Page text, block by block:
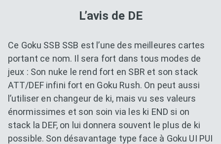
L’avis de DE
Ce Goku SSB SSB est l’une des meilleures cartes
portant ce nom. Il sera fort dans tous modes de
jeux : Son nuke le rend fort en SBR et son stack
ATT/DEF infini fort en Goku Rush. On peut aussi
l’utiliser en changeur de ki, mais vu ses valeurs
énormissimes et son soin via les ki END si on
stack la DEF, on lui donnera souvent le plus de ki
possible. Son désavantage type face à Goku UI PUI